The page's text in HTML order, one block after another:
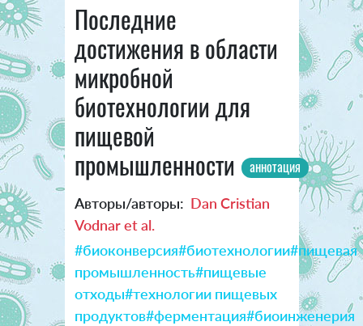
Последние
достижения в области
микробной
биотехнологии для
пищевой
промышленности
аннотация
Авторы/авторы: Dan Cristian
Vodnar et al.
#биоконверсия#биотехнологии#пищевая
промышленность#пищевые
отходы#технологии пищевых
продуктов#ферментация#биоинженерия